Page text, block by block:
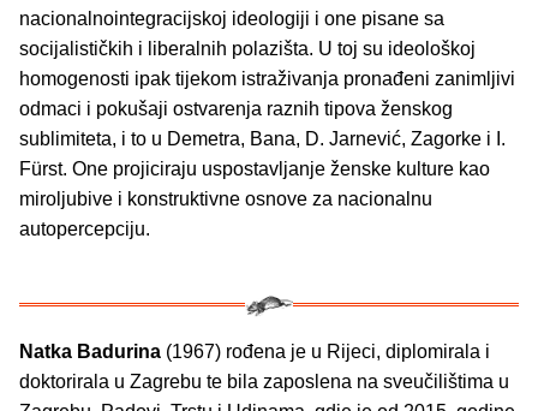
nacionalnointegracijskoj ideologiji i one pisane sa
socijalističkih i liberalnih polazišta. U toj su ideološkoj
homogenosti ipak tijekom istraživanja pronađeni zanimljivi
odmaci i pokušaji ostvarenja raznih tipova ženskog
sublimiteta, i to u Demetra, Bana, D. Jarnević, Zagorke i I.
Fürst. One projiciraju uspostavljanje ženske kulture kao
miroljubive i konstruktivne osnove za nacionalnu
autopercepciju.
Natka Badurina (1967) rođena je u Rijeci, diplomirala i
doktorirala u Zagrebu te bila zaposlena na sveučilištima u